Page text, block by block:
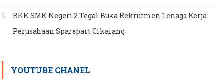
BKK SMK Negeri 2 Tegal Buka Rekrutmen Tenaga Kerja
Perusahaan Sparepart Cikarang
YOUTUBE CHANEL